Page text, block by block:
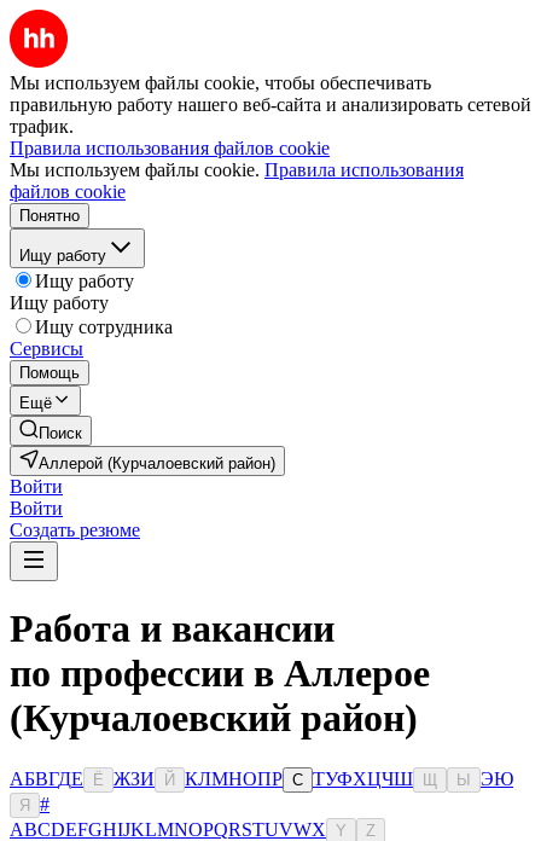
Мы используем файлы cookie, чтобы обеспечивать
правильную работу нашего веб-сайта и анализировать сетевой
трафик.
Правила использования файлов cookie
Мы используем файлы cookie. Правила использования
файлов cookie
Понятно
Ищу работу
Ищу работу
Ищу работу
Ищу сотрудника
Сервисы
Помощь
Ещё
Поиск
Аллерой (Курчалоевский район)
Войти
Войти
Создать резюме
Работа и вакансии
по профессии в Аллерое
(Курчалоевский район)
АБВГДЕ Ё ЖЗИ Й КЛМНОПР С ТУФХЦЧШ Ы ЭЮ
Я
#
ABCDEFGHIJKLMNOPQRSTUVWX Y Z